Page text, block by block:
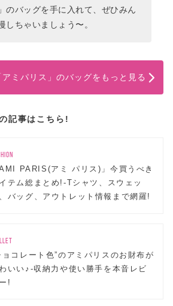
のバッグを手に入れて、ぜひみん
しちゃいましょう〜。
ミパリス」のバッグをもっと見る
記事はこちら!
AMI PARIS(アミ パリス)」今買うべき
テム総まとめ!-Tシャツ、スウェッ
バッグ、アウトレット情報まで網羅!
ョコレート色”のアミパリスのお財布が
いい♪-収納力や使い勝手を本音レビ
!